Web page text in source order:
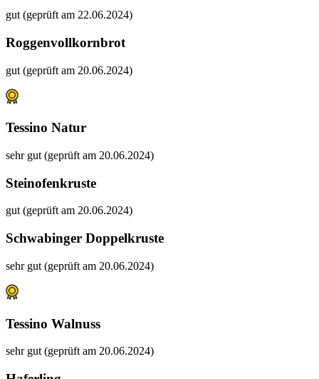
gut (geprüft am 22.06.2024)
Roggenvollkornbrot
gut (geprüft am 20.06.2024)
Tessino Natur
sehr gut (geprüft am 20.06.2024)
Steinofenkruste
gut (geprüft am 20.06.2024)
Schwabinger Doppelkruste
sehr gut (geprüft am 20.06.2024)
Tessino Walnuss
sehr gut (geprüft am 20.06.2024)